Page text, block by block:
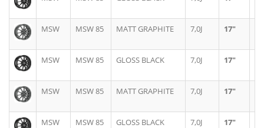
MSW MSW 85 MATT GRAPHITE 7,0J 17"
MSW MSW 85 GLOSS BLACK 7,0J 17"
MSW MSW 85 MATT GRAPHITE 7,0J 17"
MSW MSW 85 GLOSS BLACK 7,0J 17"